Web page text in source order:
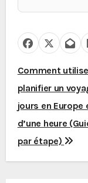
N
a
v
i
g
Comment
planifier un
jours en Europe
d’une heure
par étape)